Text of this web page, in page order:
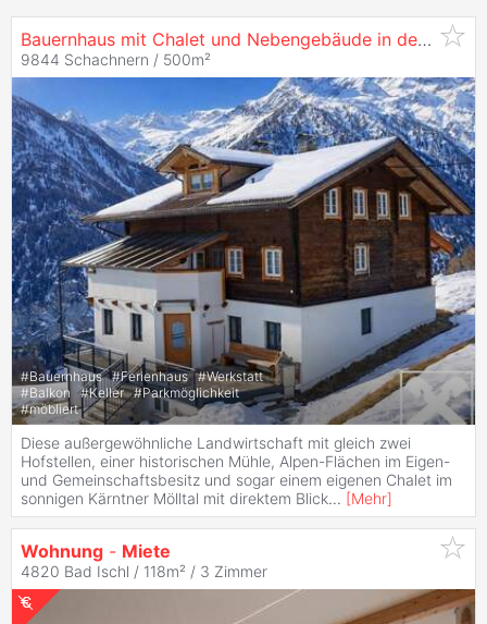
Bauernhaus mit Chalet und Nebengebäude in den Alpen am Fuße des
9844 Schachnern / 500m²
#Bauernhaus #Ferienhaus #Werkstatt
#Balkon #Keller #Parkmöglichkeit
#möbliert
Diese außergewöhnliche Landwirtschaft mit gleich zwei
Hofstellen, einer historischen Mühle, Alpen-Flächen im Eigen-
und Gemeinschaftsbesitz und sogar einem eigenen Chalet im
sonnigen Kärntner Mölltal mit direktem Blick... [Mehr]
Wohnung - Miete
4820 Bad Ischl / 118m² / 3 Zimmer